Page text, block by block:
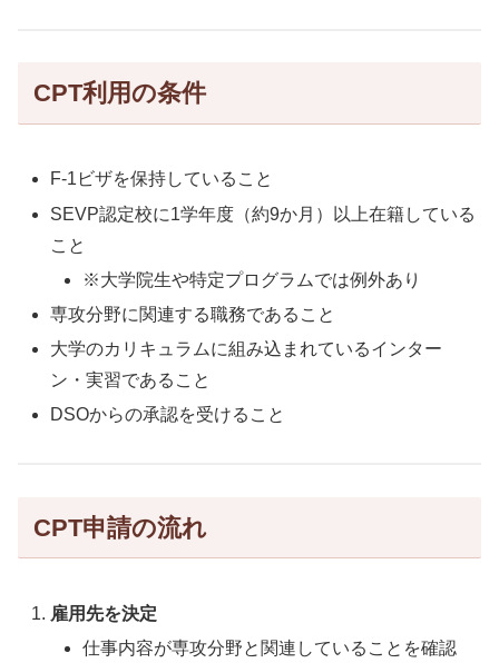
CPT利用の条件
F-1ビザを保持していること
SEVP認定校に1学年度（約9か月）以上在籍している
こと
※大学院生や特定プログラムでは例外あり
専攻分野に関連する職務であること
大学のカリキュラムに組み込まれているインター
ン・実習であること
DSOからの承認を受けること
CPT申請の流れ
雇用先を決定
仕事内容が専攻分野と関連していることを確認